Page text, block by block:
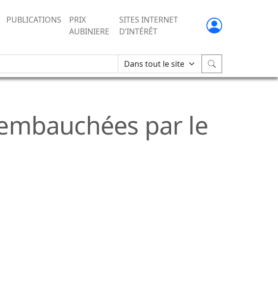
PUBLICATIONS
PRIX
AUBINIERE
SITES INTERNET
D’INTÉRÊT
par le